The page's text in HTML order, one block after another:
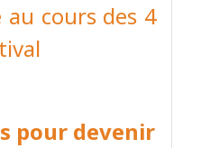
cours des 4
pour devenir